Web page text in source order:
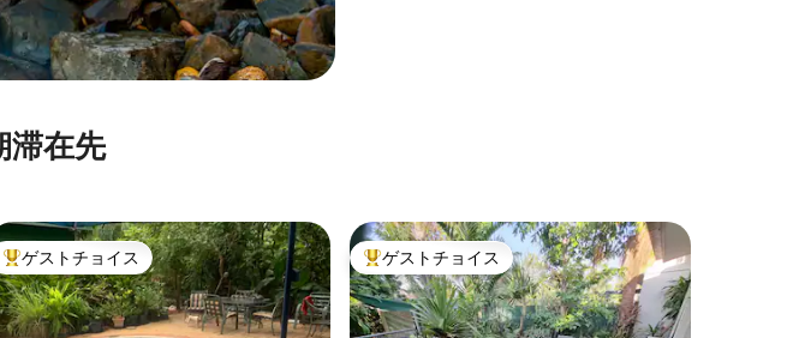
滞在先
大好評のゲストチョイスです。
ゲストチョイス 大好評のゲストチョイスです。
ゲストチョイス